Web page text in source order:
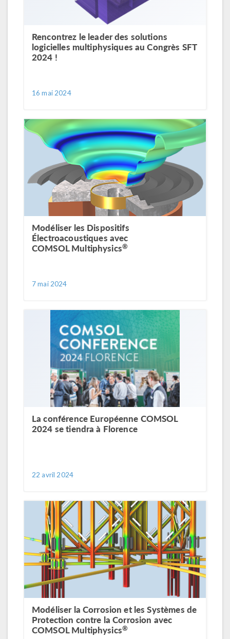
Rencontrez le leader des solutions
logicielles multiphysiques au Congrès SFT
2024 !
16 mai 2024
Modéliser les Dispositifs
Électroacoustiques avec
COMSOL Multiphysics®
7 mai 2024
La conférence Européenne COMSOL
2024 se tiendra à Florence
22 avril 2024
Modéliser la Corrosion et les Systèmes de
Protection contre la Corrosion avec
COMSOL Multiphysics®